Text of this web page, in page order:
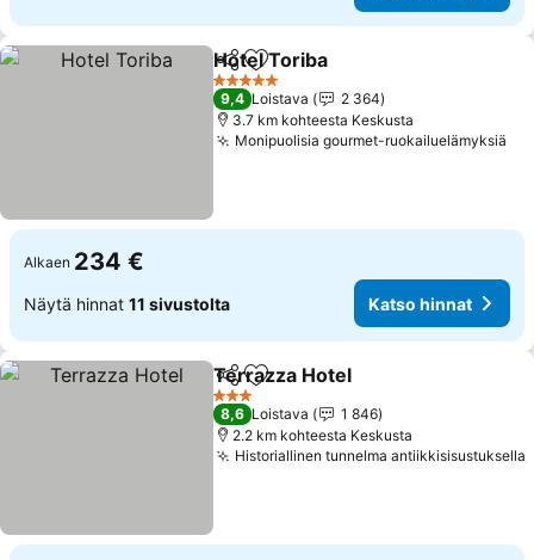
Jaa Lisää suosikkeihin
Hotel Toriba
5 Tähtiluokitus
9,4 Loistava
2 364
3.7 km kohteesta Keskusta
Monipuolisia gourmet-ruokailuelämyksiä
Alkaen 234 €
Näytä hinnat 11 sivustolta Katso hinnat
Jaa Lisää suosikkeihin
Terrazza Hotel
3 Tähtiluokitus
8,6 Loistava
1 846
2.2 km kohteesta Keskusta
Historiallinen tunnelma antiikkisisustuksella